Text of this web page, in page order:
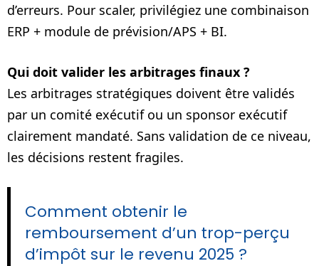
d’erreurs. Pour scaler, privilégiez une combinaison
ERP + module de prévision/APS + BI.
Qui doit valider les arbitrages finaux ?
Les arbitrages stratégiques doivent être validés
par un comité exécutif ou un sponsor exécutif
clairement mandaté. Sans validation de ce niveau,
les décisions restent fragiles.
Comment obtenir le
remboursement d’un trop-perçu
d’impôt sur le revenu 2025 ?